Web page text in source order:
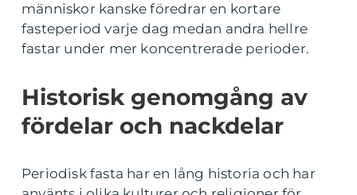
människor kanske föredrar en kortare
fasteperiod varje dag medan andra hellre
fastar under mer koncentrerade perioder.
Historisk genomgång av
fördelar och nackdelar
Periodisk fasta har en lång historia och har